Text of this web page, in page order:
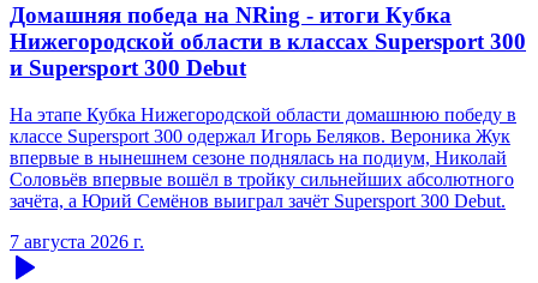
Домашняя победа на NRing - итоги Кубка
Нижегородской области в классах Supersport 300
и Supersport 300 Debut
На этапе Кубка Нижегородской области домашнюю победу в
классе Supersport 300 одержал Игорь Беляков. Вероника Жук
впервые в нынешнем сезоне поднялась на подиум, Николай
Соловьёв впервые вошёл в тройку сильнейших абсолютного
зачёта, а Юрий Семёнов выиграл зачёт Supersport 300 Debut.
7 августа 2026 г.